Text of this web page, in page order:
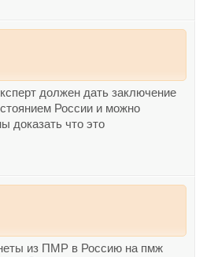
должен дать заключение
России и можно
доказать что это
из ПМР в Россию на пмж